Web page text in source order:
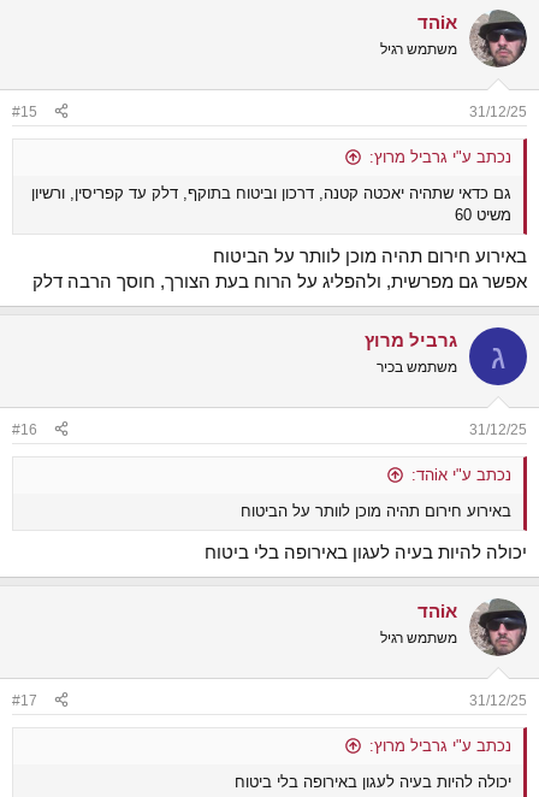
c
t
i
s
:
אiהד
משתמש רגיל
31/12/25
#15
נכתב ע"י גרביל מרוץ:
גם כדאי שתהיה יאכטה קטנה, דרכון וביטוח בתוקף, דלק עד קפריסין, ורשיון
משיט 60
באירוע חירום תהיה מוכן לוותר על הביטוח
אפשר גם מפרשית, ולהפליג על הרוח בעת הצורך, חוסך הרבה דלק
ג גרביל מרוץ
משתמש בכיר
31/12/25
#16
נכתב ע"י אiהד:
באירוע חירום תהיה מוכן לוותר על הביטוח
יכולה להיות בעיה לעגון באירופה בלי ביטוח
אiהד
משתמש רגיל
31/12/25
#17
נכתב ע"י גרביל מרוץ:
יכולה להיות בעיה לעגון באירופה בלי ביטוח